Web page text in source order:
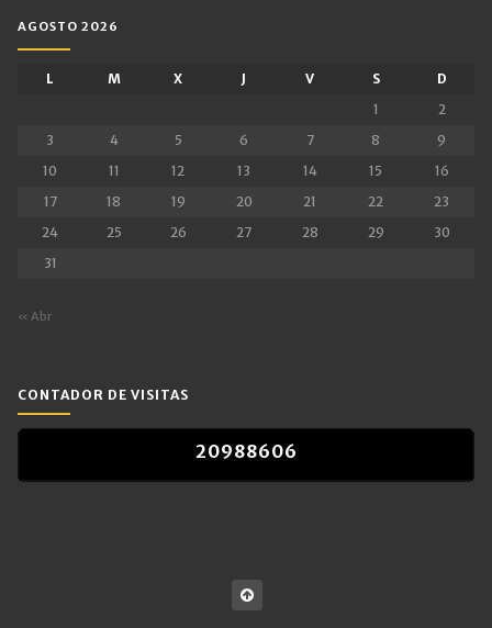
AGOSTO 2026
L M X J V S
D
1
2
3
4 5 6 7 8
9
10
11 12 13 14 15
16
17
18 19 20 21 22
23
24
25 26 27 28 29
30
31
« Abr
CONTADOR DE VISITAS
20988606